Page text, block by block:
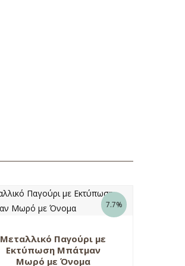
7.7%
Μεταλλικό Παγούρι με
Εκτύπωση Μπάτμαν
Μωρό με Όνομα